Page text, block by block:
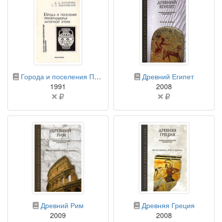
бумажная книга
Города и поселения Причерноморья античной эпохи: (малый энциклопедический справочник)
1991
Цена
указана
бумажная книга
Древний Египет
2008
Цена
указана
бумажная книга
Древний Рим
2009
бумажная книга
Древняя Греция
2008